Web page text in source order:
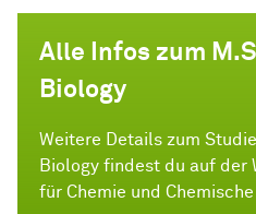
Alle Infos zum
Biology
Weitere Details zum
Biology findest du auf der
für Chemie und